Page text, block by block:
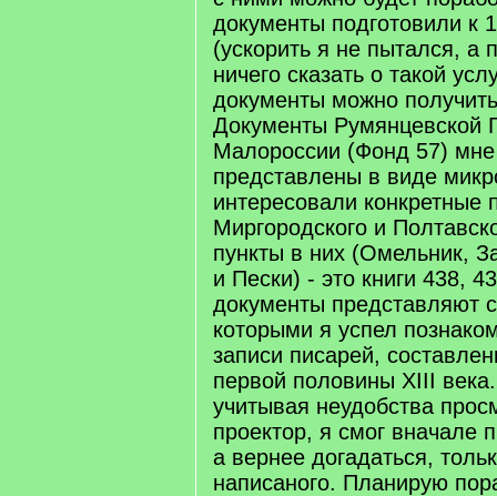
документы подготовили к
(ускорить я не пытался, а
ничего сказать о такой
документы можно
Документы Румянцевской
Малороссии (Фонд 57)
представлены в виде
интересовали конкретные
Миргородского и
пункты в них (Омельник,
и Пески) - это книги 438,
документы представляют
которыми я успел
записи писарей,
первой половины ХІІІ
учитывая неудобства
проектор, я смог вначале
а вернее догадаться,
написаного. Планирую